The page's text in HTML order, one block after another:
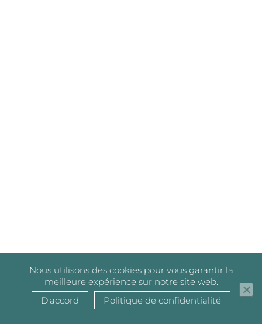
Nous utilisons des cookies pour vous garantir la
meilleure expérience sur notre site web.
D'accord
Politique de confidentialité